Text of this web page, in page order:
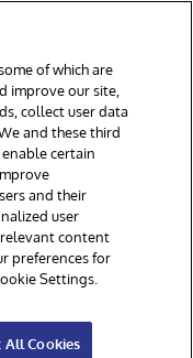
MA. Všechna práva
Přístupnost
of which are
improve our site,
collect user data
and these third
certain
and their
user
relevant content
preferences for
Settings.
All Cookies